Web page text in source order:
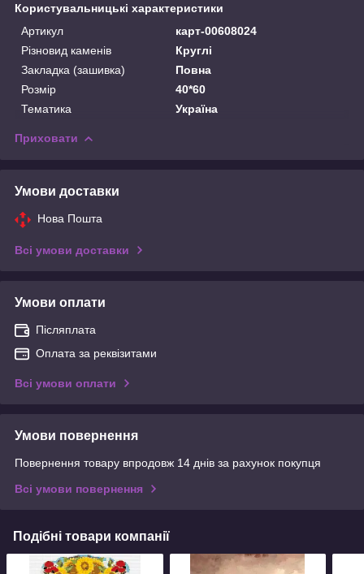
Користувальницькі характеристики
Артикул
карт-00608024
Різновид каменів
Круглі
Закладка (зашивка)
Повна
Розмір
40*60
Тематика
Україна
Приховати
Умови доставки
Нова Пошта
Всі умови доставки
Умови оплати
Післяплата
Оплата за реквізитами
Всі умови оплати
Умови повернення
Повернення товару впродовж 14 днів за рахунок покупця
Всі умови повернення
Подібні товари компанії